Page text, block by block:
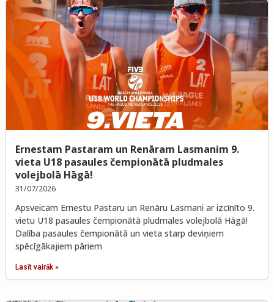
Ernestam Pastaram un Renāram Lasmanim 9.
vieta U18 pasaules čempionātā pludmales
volejbolā Hāgā!
31/07/2026
Apsveicam Ernestu Pastaru un Renāru Lasmani ar izcīnīto 9.
vietu U18 pasaules čempionātā pludmales volejbolā Hāgā!
Dalība pasaules čempionātā un vieta starp deviņiem
spēcīgākajiem pāriem
Lasīt vairāk »